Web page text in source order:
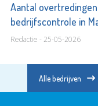
Aantal
bedrijfscontrole in
Redactie - 25-05-2026
Alle bedrijven